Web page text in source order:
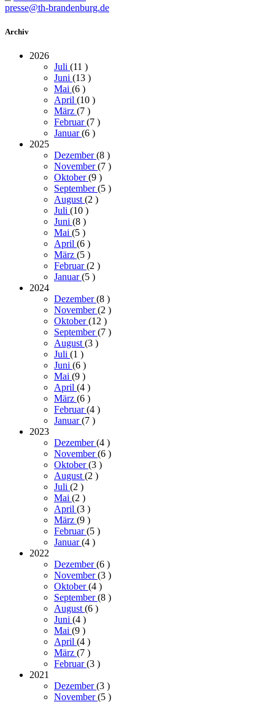
presse@th-brandenburg.de
Archiv
2026
Juli (11 )
Juni (13 )
Mai (6 )
April (10 )
März (7 )
Februar(7 )
Januar(6 )
2025
Dezember(8 )
November(7 )
Oktober(9 )
September(5 )
August(2 )
Juli (10 )
Juni (8 )
Mai (5 )
April (6 )
März (5 )
Februar(2 )
Januar(5 )
2024
Dezember(8 )
November(2 )
Oktober(12 )
September(7 )
August(3 )
Juli (1 )
Juni (6 )
Mai (9 )
April (4 )
März (6 )
Februar(4 )
Januar(7 )
2023
Dezember(4 )
November(6 )
Oktober(3 )
August(2 )
Juli (2 )
Mai (2 )
April (3 )
März (9 )
Februar(5 )
Januar(4 )
2022
Dezember(6 )
November(3 )
Oktober(4 )
September(8 )
August(6 )
Juni (4 )
Mai (9 )
April (4 )
März (7 )
Februar(3 )
2021
Dezember(3 )
November(5 )